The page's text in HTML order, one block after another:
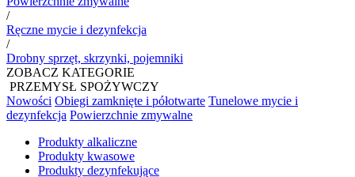
/
Ręczne mycie i dezynfekcja
/
Drobny sprzęt, skrzynki, pojemniki
ZOBACZ KATEGORIE
PRZEMYSŁ SPOŻYWCZY
Nowości Obiegi zamknięte i półotwarte Tunelowe mycie i
dezynfekcja Powierzchnie zmywalne
Produkty alkaliczne
Produkty kwasowe
Produkty dezynfekujące